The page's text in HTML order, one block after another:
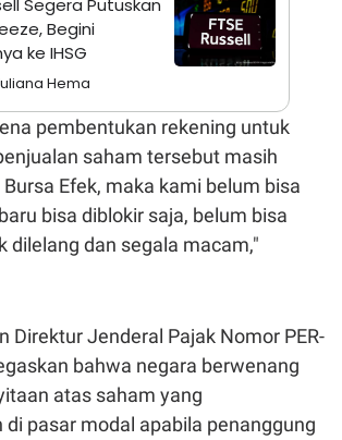
Begini
ke IHSG
Hema
pembentukan rekening untuk
saham tersebut masih
Efek, maka kami belum bisa
bisa diblokir saja, belum bisa
dilelang dan segala macam,"
Direktur Jenderal Pajak Nomor PER-
bahwa negara berwenang
atas saham yang
pasar modal apabila penanggung